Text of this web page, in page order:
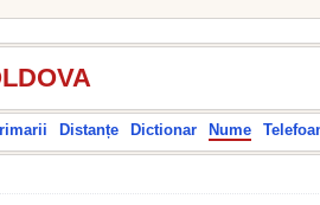
Distanțe Dictionar Nume